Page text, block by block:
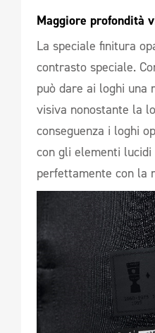
Maggiore profondità
La speciale finitura
contrasto speciale.
può dare ai loghi una
visiva nonostante la
conseguenza i loghi
con gli elementi lucidi
perfettamente con la